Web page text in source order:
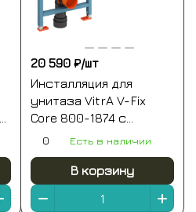
20 590 ₽/шт
Инсталляция для
унитаза VitrA V-Fix
Core 800-1874 с
кнопкой матовой
0 Есть в наличии
В корзину